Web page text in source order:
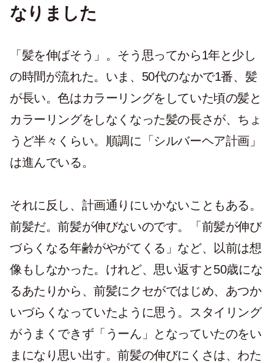
なりました
「髪を伸ばそう」。そう思ってから1年と少し
の時間が流れた。いま、50代のなかで1番、髪
が長い。色はカラーリングをしていた頃の髪と
カラーリングをしなくなった髪の長さが、ちょ
うど半々くらい。順調に「シルバーヘア計画」
は進んでいる。
それに反し、計画通りにいかないこともある。
前髪だ。前髪が伸びないのです。「前髪が伸び
づらくなる年齢がやがてくる」など、以前は想
像もしなかった。けれど、思い返すと50歳にな
るあたりから、前髪にクセがではじめ、あつか
いづらくなっていたように思う。スタイリング
がうまくできず「うーん」となっていたのをい
まになり思い出す。前髪の伸びにくさは、わた